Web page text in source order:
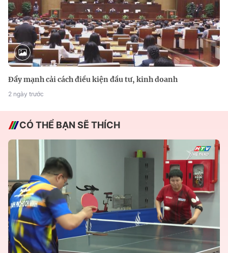
Đẩy mạnh cải cách điều kiện đầu tư, kinh doanh
2 ngày trước
CÓ THỂ BẠN SẼ THÍCH